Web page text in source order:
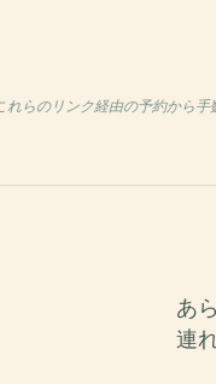
らのリンク経由の予約から手
あ
連